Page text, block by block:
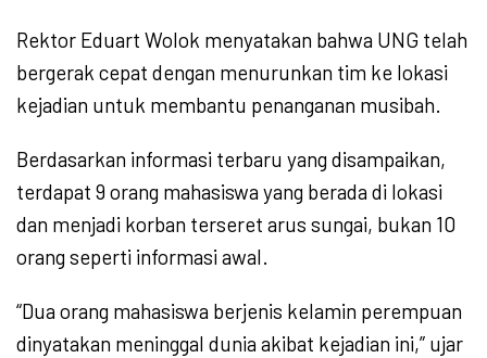
Rektor Eduart Wolok menyatakan bahwa UNG telah
bergerak cepat dengan menurunkan tim ke lokasi
kejadian untuk membantu penanganan musibah.
Berdasarkan informasi terbaru yang disampaikan,
terdapat 9 orang mahasiswa yang berada di lokasi
dan menjadi korban terseret arus sungai, bukan 10
orang seperti informasi awal.
“Dua orang mahasiswa berjenis kelamin perempuan
dinyatakan meninggal dunia akibat kejadian ini,” ujar